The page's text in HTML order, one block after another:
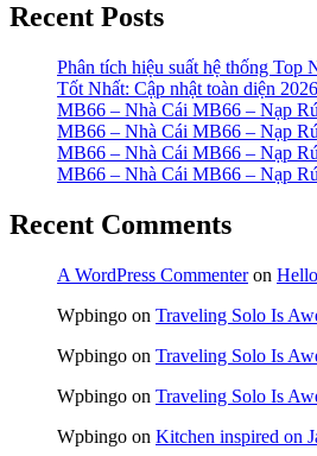
Recent Posts
Phân tích hiệu suất hệ thống Top
Tốt Nhất: Cập nhật toàn diện 2026
MB66 – Nhà Cái MB66 – Nạp
MB66 – Nhà Cái MB66 – Nạp
MB66 – Nhà Cái MB66 – Nạp
MB66 – Nhà Cái MB66 – Nạp
Recent Comments
A WordPress Commenteron
Wpbingo on Traveling Solo Is
Wpbingo on Traveling Solo Is
Wpbingo on Traveling Solo Is
Wpbingo on Kitchen inspired on